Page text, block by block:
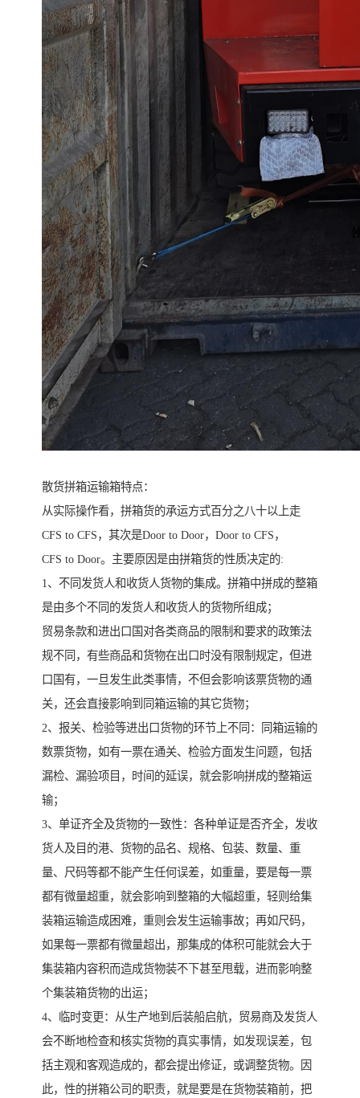
散货拼箱运输箱特点：
从实际操作看，拼箱货的承运方式百分之八十以上走
CFS to CFS，其次是Door to Door，Door to CFS，
CFS to Door。主要原因是由拼箱货的性质决定的:
1、不同发货人和收货人货物的集成。拼箱中拼成的整箱
是由多个不同的发货人和收货人的货物所组成；
贸易条款和进出口国对各类商品的限制和要求的政策法
规不同，有些商品和货物在出口时没有限制规定，但进
口国有，一旦发生此类事情，不但会影响该票货物的通
关，还会直接影响到同箱运输的其它货物；
2、报关、检验等进出口货物的环节上不同：同箱运输的
数票货物，如有一票在通关、检验方面发生问题，包括
漏检、漏验项目，时间的延误，就会影响拼成的整箱运
输；
3、单证齐全及货物的一致性：各种单证是否齐全，发收
货人及目的港、货物的品名、规格、包装、数量、重
量、尺码等都不能产生任何误差，如重量，要是每一票
都有微量超重，就会影响到整箱的大幅超重，轻则给集
装箱运输造成困难，重则会发生运输事故；再如尺码，
如果每一票都有微量超出，那集成的体积可能就会大于
集装箱内容积而造成货物装不下甚至甩载，进而影响整
个集装箱货物的出运；
4、临时变更：从生产地到后装船启航，贸易商及发货人
会不断地检查和核实货物的真实事情，如发现误差，包
括主观和客观造成的，都会提出修证，或调整货物。因
此，性的拼箱公司的职责，就是要是在货物装箱前，把